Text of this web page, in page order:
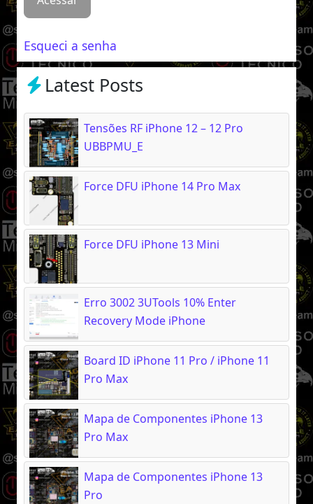
Esqueci a senha
Latest Posts
Tensões RF iPhone 12 – 12 Pro
UBBPMU_E
Force DFU iPhone 14 Pro Max
Force DFU iPhone 13 Mini
Erro 3002 3UTools 10% Enter
Recovery Mode iPhone
Board ID iPhone 11 Pro / iPhone 11
Pro Max
Mapa de Componentes iPhone 13
Pro Max
Mapa de Componentes iPhone 13
Pro